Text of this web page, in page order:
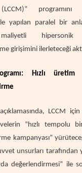
programını
yapılan paralel bir
hipersonik
girişimini ilerleteceği
Hızlı
LCCM
“hızlı tempolu
kampanyası”
unsurları tarafından
değerlendirmesi” ile